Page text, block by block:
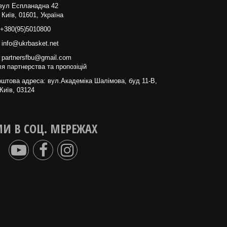
Еспланадна 42
01601, Україна
+380(95)5010800
info@ukrbasket.net
partnersfbu@gmail.com
партнерства та пропозіцій
адреса: вул.Академіка Шалімова, буд 11-В,
03124
В СОЦ. МЕРЕЖАХ